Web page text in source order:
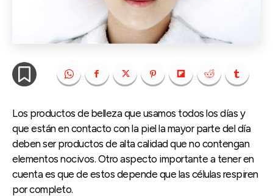
Los productos de belleza que usamos todos los días y
que están en contacto con la piel la mayor parte del día
deben ser productos de alta calidad que no contengan
elementos nocivos. Otro aspecto importante a tener en
cuenta es que de estos depende que las células respiren
por completo.